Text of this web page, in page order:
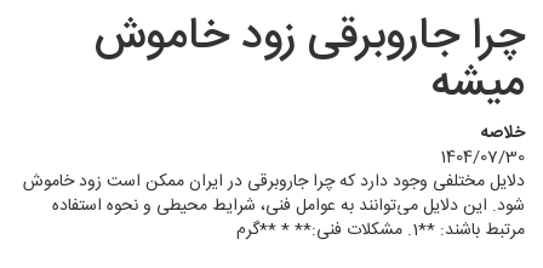
چرا جاروبرقی زود خاموش
میشه
خلاصه
1404/07/30
دلایل مختلفی وجود دارد که چرا جاروبرقی در ایران ممکن است زود خاموش
شود. این دلایل می‌توانند به عوامل فنی، شرایط محیطی و نحوه استفاده
مرتبط باشند: **1. مشکلات فنی:** * **گرم